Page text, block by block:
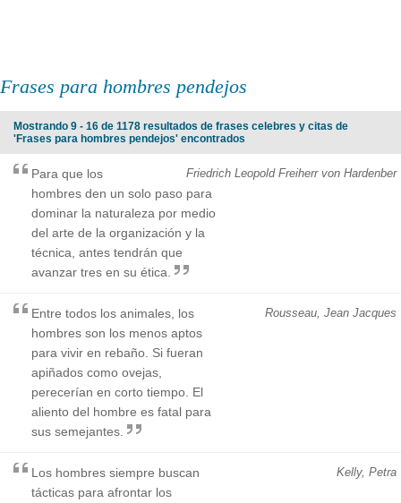
Frases para hombres pendejos
Mostrando 9 - 16 de 1178 resultados de frases celebres y citas de
'Frases para hombres pendejos' encontrados
Friedrich Leopold Freiherr von Hardenber
Para que los
hombres den un solo paso para
dominar la naturaleza por medio
del arte de la organización y la
técnica, antes tendrán que
avanzar tres en su ética.
Rousseau, Jean Jacques
Entre todos los animales, los
hombres son los menos aptos
para vivir en rebaño. Si fueran
apiñados como ovejas,
perecerían en corto tiempo. El
aliento del hombre es fatal para
sus semejantes.
Kelly, Petra
Los hombres siempre buscan
tácticas para afrontar los